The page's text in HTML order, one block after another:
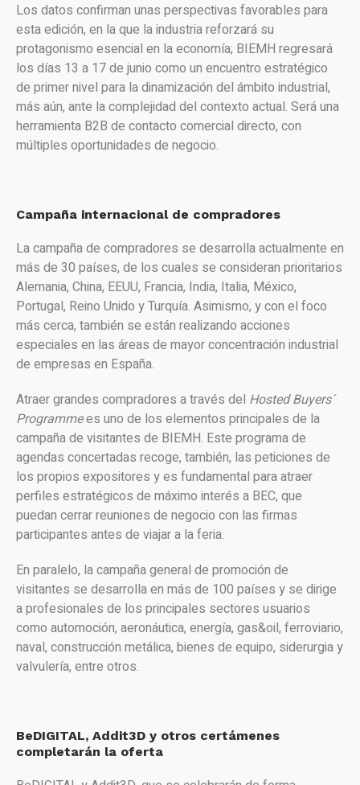
Los datos confirman unas perspectivas favorables para
esta edición, en la que la industria reforzará su
protagonismo esencial en la economía; BIEMH regresará
los días 13 a 17 de junio como un encuentro estratégico
de primer nivel para la dinamización del ámbito industrial,
más aún, ante la complejidad del contexto actual. Será una
herramienta B2B de contacto comercial directo, con
múltiples oportunidades de negocio.
Campaña internacional de compradores
La campaña de compradores se desarrolla actualmente en
más de 30 países, de los cuales se consideran prioritarios
Alemania, China, EEUU, Francia, India, Italia, México,
Portugal, Reino Unido y Turquía. Asimismo, y con el foco
más cerca, también se están realizando acciones
especiales en las áreas de mayor concentración industrial
de empresas en España.
Atraer grandes compradores a través del Hosted Buyers´
Programmees uno de los elementos principales de la
campaña de visitantes de BIEMH. Este programa de
agendas concertadas recoge, también, las peticiones de
los propios expositores y es fundamental para atraer
perfiles estratégicos de máximo interés a BEC, que
puedan cerrar reuniones de negocio con las firmas
participantes antes de viajar a la feria.
En paralelo, la campaña general de promoción de
visitantes se desarrolla en más de 100 países y se dirige
a profesionales de los principales sectores usuarios
como automoción, aeronáutica, energía, gas&oil, ferroviario,
naval, construcción metálica, bienes de equipo, siderurgia y
valvulería, entre otros.
BeDIGITAL, Addit3D y otros certámenes
completarán la oferta